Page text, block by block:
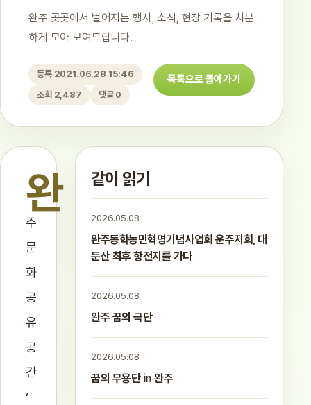
완주 곳곳에서 벌어지는 행사, 소식, 현장 기록을 차분
하게 모아 보여드립니다.
등록 2021.06.28 15:46
조회 2,487
댓글 0
목록으로 돌아가기
완
주
문
화
공
유
공
간
‘
같이 읽기
2026.05.08
완주동학농민혁명기념사업회 운주지회, 대
둔산 최후 항전지를 가다
2026.05.08
완주 꿈의 극단
2026.05.08
꿈의 무용단 in 완주